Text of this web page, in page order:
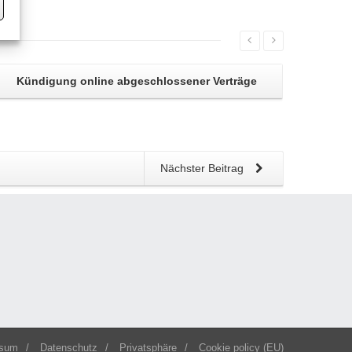
Kündigung online abgeschlossener Verträge
Nächster Beitrag
/ Datenschutz / Privatsphäre / Cookie policy (EU)